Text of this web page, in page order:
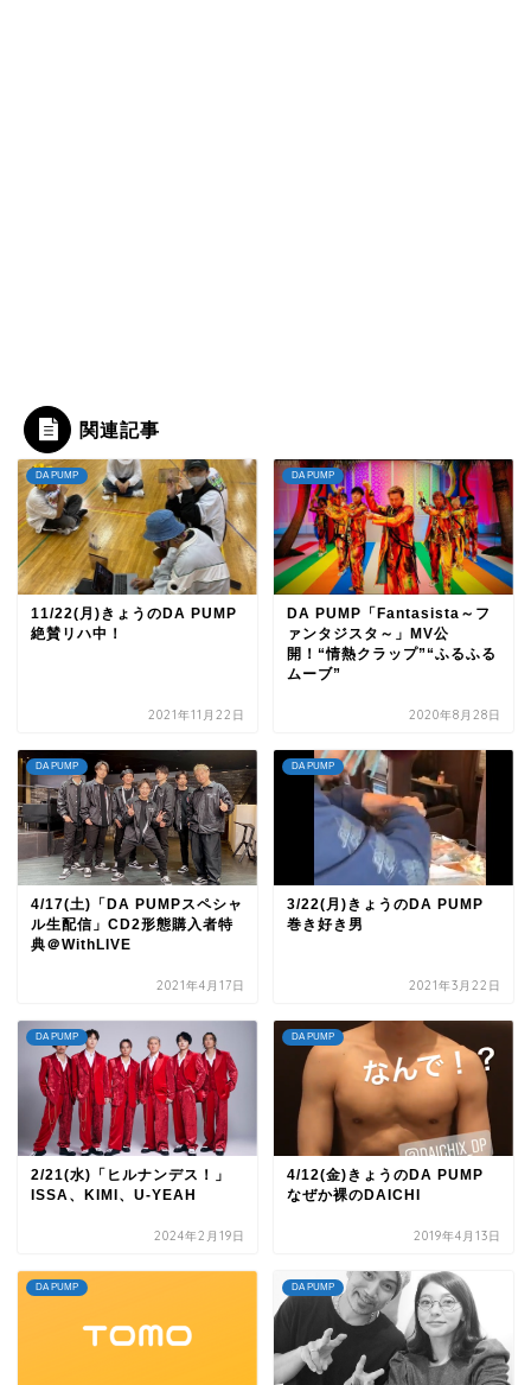
関連記事
DA PUMP
11/22(月)きょうのDA PUMP
絶賛リハ中！
2021年11月22日
DA PUMP
DA PUMP「Fantasista～フ
ァンタジスタ～」MV公
開！“情熱クラップ”“ふるふる
ムーブ”
2020年8月28日
DA PUMP
4/17(土)「DA PUMPスペシャ
ル生配信」CD2形態購入者特
典＠WithLIVE
2021年4月17日
DA PUMP
3/22(月)きょうのDA PUMP
巻き好き男
2021年3月22日
DA PUMP
2/21(水)「ヒルナンデス！」
ISSA、KIMI、U-YEAH
2024年2月19日
DA PUMP
4/12(金)きょうのDA PUMP
なぜか裸のDAICHI
2019年4月13日
DA PUMP DA PUMP